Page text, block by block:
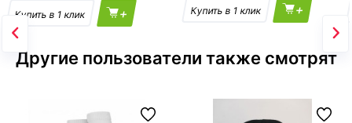
+ +
Другие пользователи также смотрят